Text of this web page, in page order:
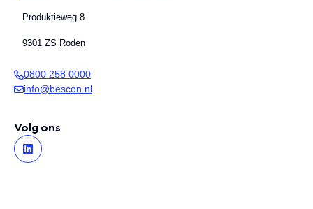
Produktieweg 8
9301 ZS Roden
0800 258 0000
info@bescon.nl
Volg ons